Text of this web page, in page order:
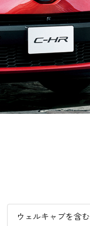
ウェルキャブを含む